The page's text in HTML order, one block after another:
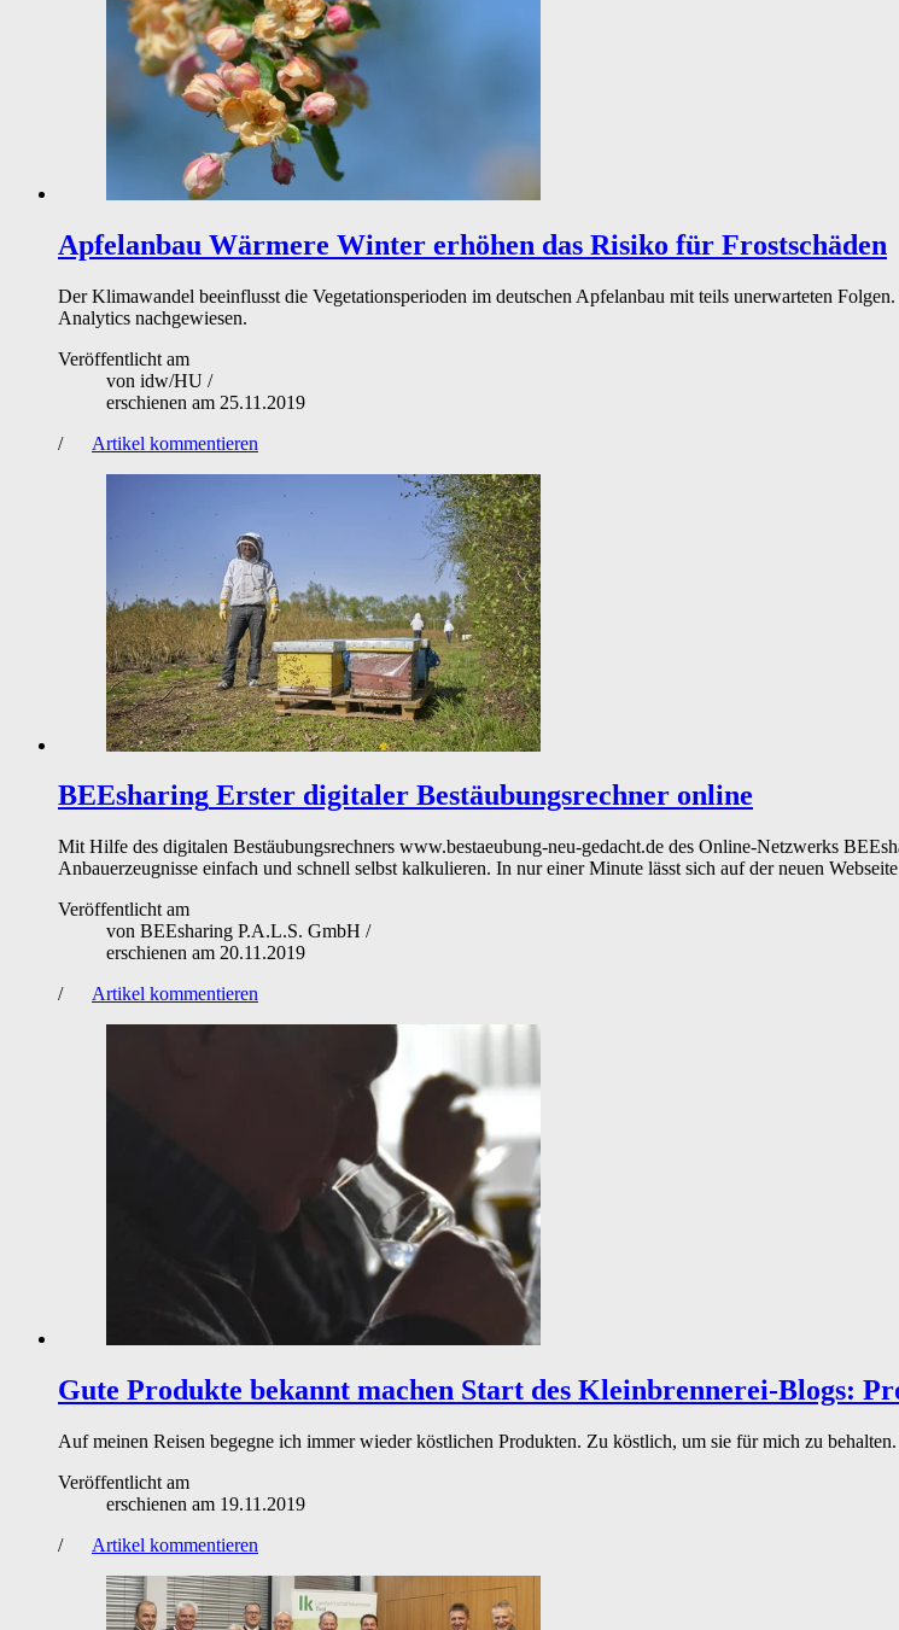
Apfelanbau Wärmere Winter erhöhen das Risiko für Frostschäden
Der Klimawandel beeinflusst die Vegetationsperioden im deutschen Apfelanbau mit teils unerwarteten
Analytics nachgewiesen.
Veröffentlicht am
von idw/HU /
erschienen am 25.11.2019
/
Artikel kommentieren
BEEsharing Erster digitaler Bestäubungsrechner online
Mit Hilfe des digitalen Bestäubungsrechners www.bestaeubung-neu-gedacht.de des Online-Netzwerks
Anbauerzeugnisse einfach und schnell selbst kalkulieren. In nur einer Minute lässt sich auf der neuen
Veröffentlicht am
von BEEsharing P.A.L.S. GmbH /
erschienen am 20.11.2019
/
Artikel kommentieren
Gute Produkte bekannt machen Start des Kleinbrennerei-Blogs:
Auf meinen Reisen begegne ich immer wieder köstlichen Produkten. Zu köstlich, um sie für mich zu
Veröffentlicht am
erschienen am 19.11.2019
/
Artikel kommentieren